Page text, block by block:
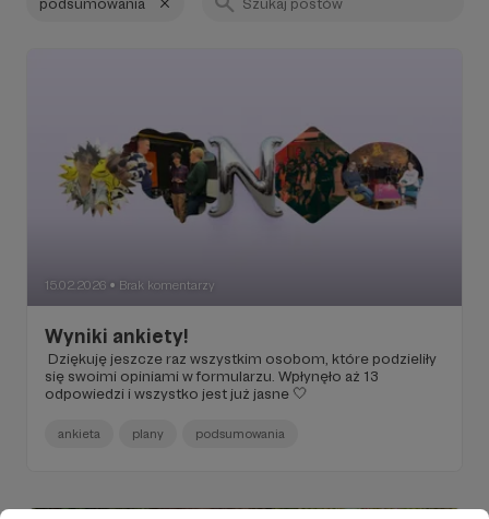
15.02.2026 ● Brak komentarzy
Wyniki ankiety!
​ Dziękuję jeszcze raz wszystkim osobom, które podzieliły
się swoimi opiniami w formularzu. Wpłynęło aż 13
odpowiedzi i wszystko jest już jasne 🤍
ankieta plany podsumowania